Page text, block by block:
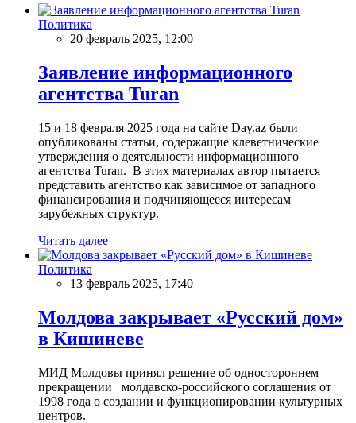
Политика
20 февраль 2025, 12:00
Заявление информационного
агентства Turan
15 и 18 февраля 2025 года на сайте Day.az были
опубликованы статьи, содержащие клеветнические
утверждения о деятельности информационного
агентства Turan. В этих материалах автор пытается
представить агентство как зависимое от западного
финансирования и подчиняющееся интересам
зарубежных структур.
Читать далее
Политика
13 февраль 2025, 17:40
Молдова закрывает «Русский дом»
в Кишиневе
МИД Молдовы принял решение об одностороннем
прекращении молдавско-российского соглашения от
1998 года о создании и функционировании культурных
центров.